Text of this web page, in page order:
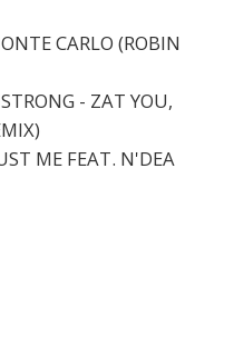
CARLO (ROBIN
- ZAT YOU,
ME FEAT. N'DEA